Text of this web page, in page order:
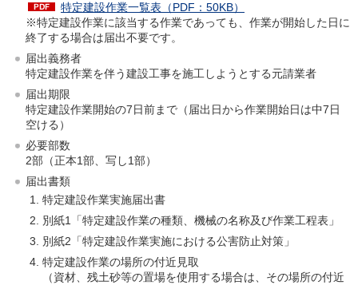
特定建設作業一覧表（PDF：50KB）
※特定建設作業に該当する作業であっても、作業が開始した日に
終了する場合は届出不要です。
届出義務者
特定建設作業を伴う建設工事を施工しようとする元請業者
届出期限
特定建設作業開始の7日前まで（届出日から作業開始日は中7日
空ける）
必要部数
2部（正本1部、写し1部）
届出書類
特定建設作業実施届出書
別紙1「特定建設作業の種類、機械の名称及び作業工程表」
別紙2「特定建設作業実施における公害防止対策」
特定建設作業の場所の付近見取
（資材、残土砂等の置場を使用する場合は、その場所の付近